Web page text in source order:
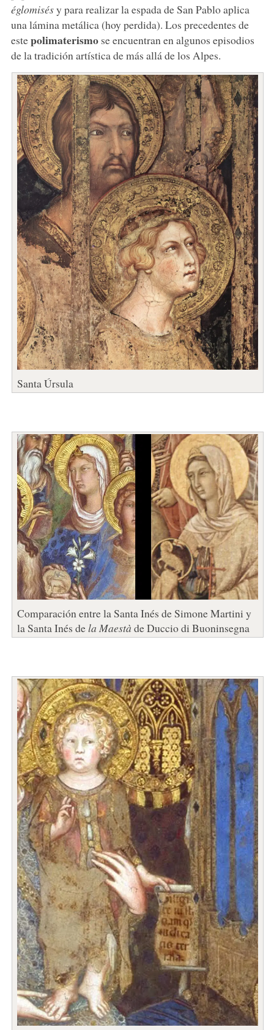
églomisésy para realizar la espada de San Pablo aplica
una lámina metálica (hoy perdida). Los precedentes de
estepolimaterismose encuentran en algunos episodios
de la tradición artística de más allá de los Alpes.
Santa Úrsula
Comparación entre la Santa Inés de Simone Martini y
la Santa Inés dela Maestà de Duccio di Buoninsegna